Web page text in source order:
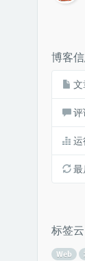
博客
文
评
运
最
标签云
Web